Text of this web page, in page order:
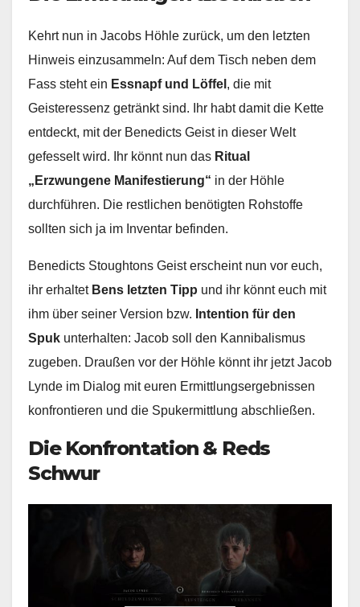
Kehrt nun in Jacobs Höhle zurück, um den letzten
Hinweis einzusammeln: Auf dem Tisch neben dem
Fass steht ein Essnapf und Löffel , die mit
Geisteressenz getränkt sind. Ihr habt damit die Kette
entdeckt, mit der Benedicts Geist in dieser Welt
gefesselt wird. Ihr könnt nun das Ritual
„Erzwungene Manifestierung“ in der Höhle
durchführen. Die restlichen benötigten Rohstoffe
sollten sich ja im Inventar befinden.
Benedicts Stoughtons Geist erscheint nun vor euch,
ihr erhaltet Bens letzten Tipp und ihr könnt euch mit
ihm über seiner Version bzw. Intention für den
Spuk unterhalten: Jacob soll den Kannibalismus
zugeben. Draußen vor der Höhle könnt ihr jetzt Jacob
Lynde im Dialog mit euren Ermittlungsergebnissen
konfrontieren und die Spukermittlung abschließen.
Die Konfrontation & Reds
Schwur